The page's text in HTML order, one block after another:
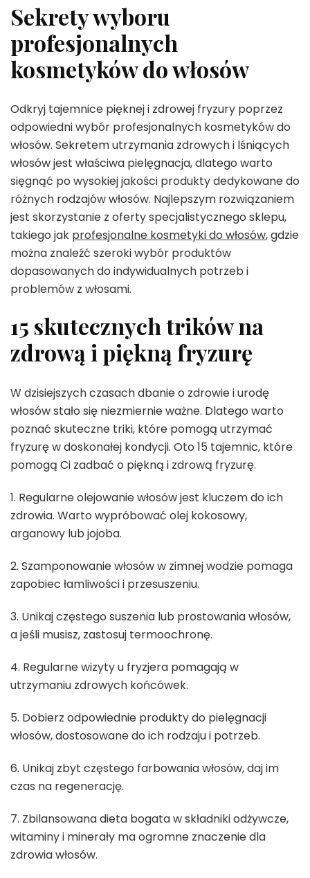
Sekrety wyboru
profesjonalnych
kosmetyków do włosów
Odkryj tajemnice pięknej i zdrowej fryzury poprzez
odpowiedni wybór profesjonalnych kosmetyków do
włosów. Sekretem utrzymania zdrowych i lśniących
włosów jest właściwa pielęgnacja, dlatego warto
sięgnąć po wysokiej jakości produkty dedykowane do
różnych rodzajów włosów. Najlepszym rozwiązaniem
jest skorzystanie z oferty specjalistycznego sklepu,
takiego jak profesjonalne kosmetyki do włosów, gdzie
można znaleźć szeroki wybór produktów
dopasowanych do indywidualnych potrzeb i
problemów z włosami.
15 skutecznych trików na
zdrową i piękną fryzurę
W dzisiejszych czasach dbanie o zdrowie i urodę
włosów stało się niezmiernie ważne. Dlatego warto
poznać skuteczne triki, które pomogą utrzymać
fryzurę w doskonałej kondycji. Oto 15 tajemnic, które
pomogą Ci zadbać o piękną i zdrową fryzurę.
1. Regularne olejowanie włosów jest kluczem do ich
zdrowia. Warto wypróbować olej kokosowy,
arganowy lub jojoba.
2. Szamponowanie włosów w zimnej wodzie pomaga
zapobiec łamliwości i przesuszeniu.
3. Unikaj częstego suszenia lub prostowania włosów,
a jeśli musisz, zastosuj termoochronę.
4. Regularne wizyty u fryzjera pomagają w
utrzymaniu zdrowych końcówek.
5. Dobierz odpowiednie produkty do pielęgnacji
włosów, dostosowane do ich rodzaju i potrzeb.
6. Unikaj zbyt częstego farbowania włosów, daj im
czas na regenerację.
7. Zbilansowana dieta bogata w składniki odżywcze,
witaminy i minerały ma ogromne znaczenie dla
zdrowia włosów.